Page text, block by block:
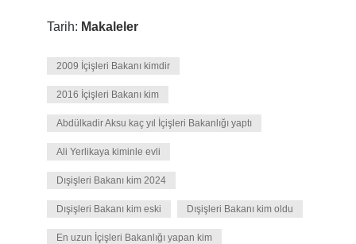
Tarih: Makaleler
2009 İçişleri Bakanı kimdir
2016 İçişleri Bakanı kim
Abdülkadir Aksu kaç yıl İçişleri Bakanlığı yaptı
Ali Yerlikaya kiminle evli
Dışişleri Bakanı kim 2024
Dışişleri Bakanı kim eski Dışişleri Bakanı kim oldu
En uzun İçişleri Bakanlığı yapan kim